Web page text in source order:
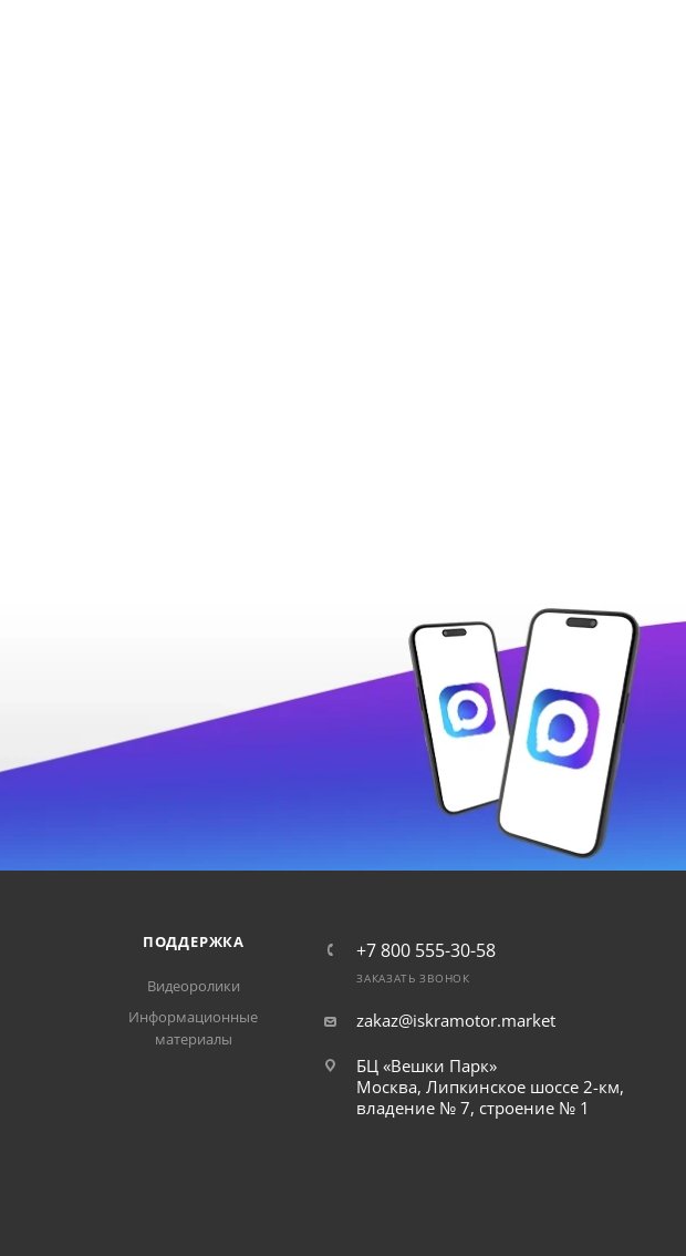
ПОДДЕРЖКА
Видеоролики
Информационные
материалы
+7 800 555-30-58
ЗАКАЗАТЬ ЗВОНОК
zakaz@iskramotor.market
БЦ «Вешки Парк»
Москва, Липкинское шоссе 2-км,
владение № 7, строение № 1